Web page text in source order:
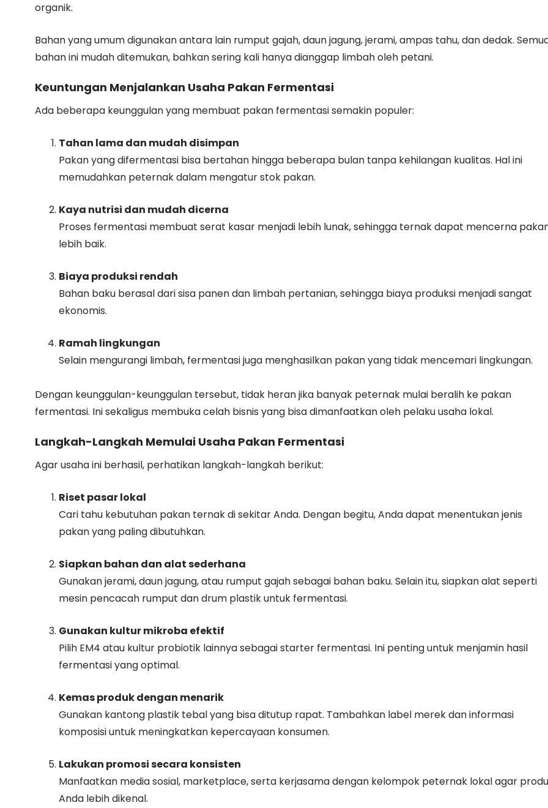
organik.
Bahan yang umum digunakan antara lain rumput gajah, daun jagung, jerami, ampas tahu, dan dedak.
bahan ini mudah ditemukan, bahkan sering kali hanya dianggap limbah oleh petani.
Keuntungan Menjalankan Usaha Pakan Fermentasi
Ada beberapa keunggulan yang membuat pakan fermentasi semakin populer:
Tahan lama dan mudah disimpan
Pakan yang difermentasi bisa bertahan hingga beberapa bulan tanpa kehilangan kualitas. Hal ini
memudahkan peternak dalam mengatur stok pakan.
Kaya nutrisi dan mudah dicerna
Proses fermentasi membuat serat kasar menjadi lebih lunak, sehingga ternak dapat mencerna
lebih baik.
Biaya produksi rendah
Bahan baku berasal dari sisa panen dan limbah pertanian, sehingga biaya produksi menjadi sangat
ekonomis.
Ramah lingkungan
Selain mengurangi limbah, fermentasi juga menghasilkan pakan yang tidak mencemari lingkungan.
Dengan keunggulan-keunggulan tersebut, tidak heran jika banyak peternak mulai beralih ke pakan
fermentasi. Ini sekaligus membuka celah bisnis yang bisa dimanfaatkan oleh pelaku usaha lokal.
Langkah-Langkah Memulai Usaha Pakan Fermentasi
Agar usaha ini berhasil, perhatikan langkah-langkah berikut:
Riset pasar lokal
Cari tahu kebutuhan pakan ternak di sekitar Anda. Dengan begitu, Anda dapat menentukan jenis
pakan yang paling dibutuhkan.
Siapkan bahan dan alat sederhana
Gunakan jerami, daun jagung, atau rumput gajah sebagai bahan baku. Selain itu, siapkan alat seperti
mesin pencacah rumput dan drum plastik untuk fermentasi.
Gunakan kultur mikroba efektif
Pilih EM4 atau kultur probiotik lainnya sebagai starter fermentasi. Ini penting untuk menjamin hasil
fermentasi yang optimal.
Kemas produk dengan menarik
Gunakan kantong plastik tebal yang bisa ditutup rapat. Tambahkan label merek dan informasi
komposisi untuk meningkatkan kepercayaan konsumen.
Lakukan promosi secara konsisten
Manfaatkan media sosial, marketplace, serta kerjasama dengan kelompok peternak lokal agar
Anda lebih dikenal.